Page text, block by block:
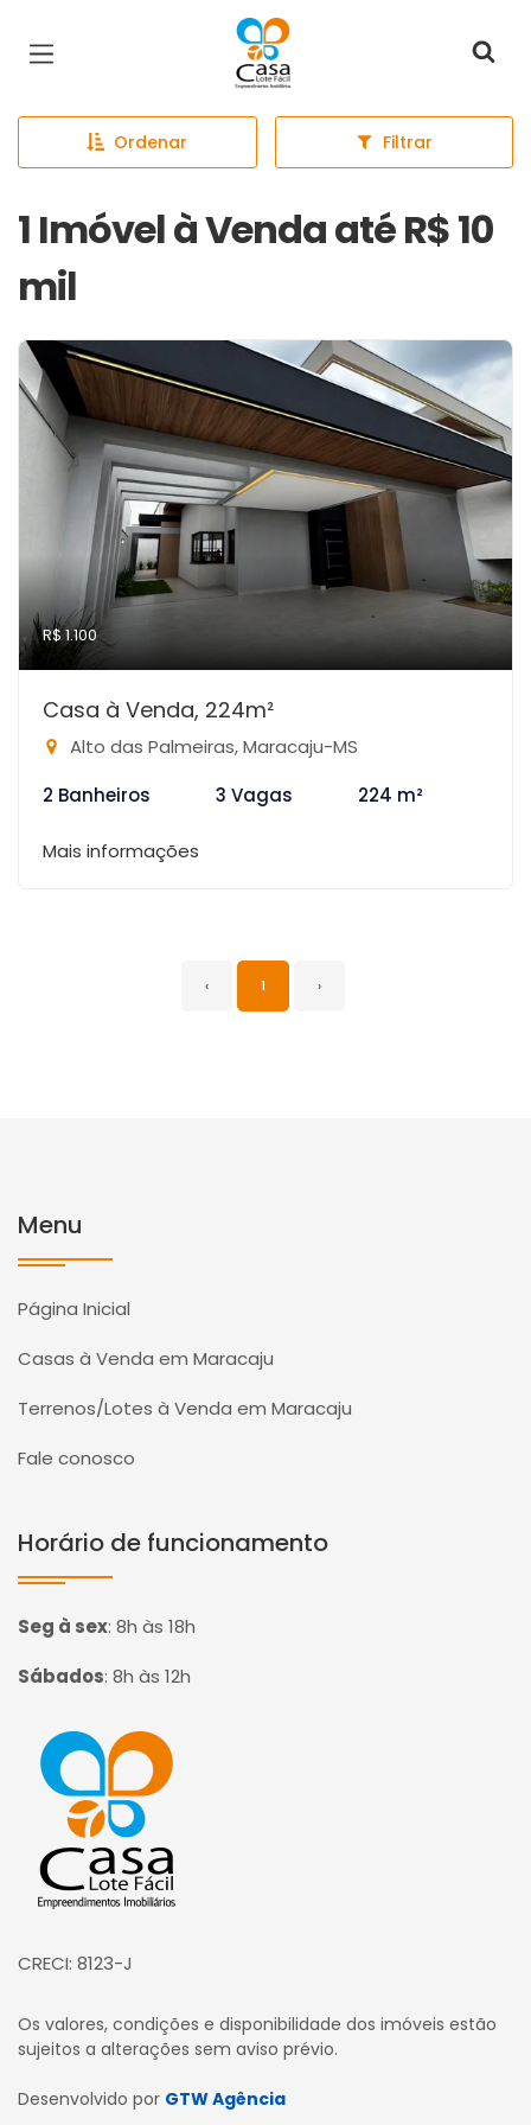
Página inicial
Ordenar Filtrar
1 Imóvel à Venda até R$ 10
mil
R$ 1.100
Casa à Venda, 224m²
Alto das Palmeiras, Maracaju-MS
2 Banheiros
3 Vagas 224 m²
Mais informações
‹ 1 ›
Menu
Página Inicial
Casas à Venda em Maracaju
Terrenos/Lotes à Venda em Maracaju
Fale conosco
Horário de funcionamento
Seg à sex: 8h às 18h
Sábados: 8h às 12h
Página inicial
CRECI: 8123-J
Os valores, condições e disponibilidade dos imóveis estão
sujeitos a alterações sem aviso prévio.
Desenvolvido por GTW Agência